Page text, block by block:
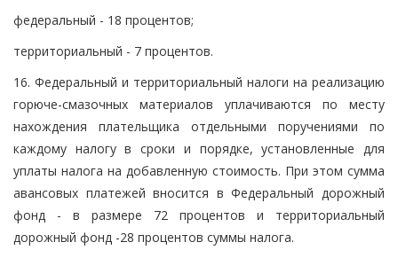
федеральный - 18 процентов;
территориальный - 7 процентов.
16. Федеральный и территориальный налоги на реализацию
горюче-смазочных материалов уплачиваются по месту
нахождения плательщика отдельными поручениями по
каждому налогу в сроки и порядке, установленные для
уплаты налога на добавленную стоимость. При этом сумма
авансовых платежей вносится в Федеральный дорожный
фонд - в размере 72 процентов и территориальный
дорожный фонд -28 процентов суммы налога.